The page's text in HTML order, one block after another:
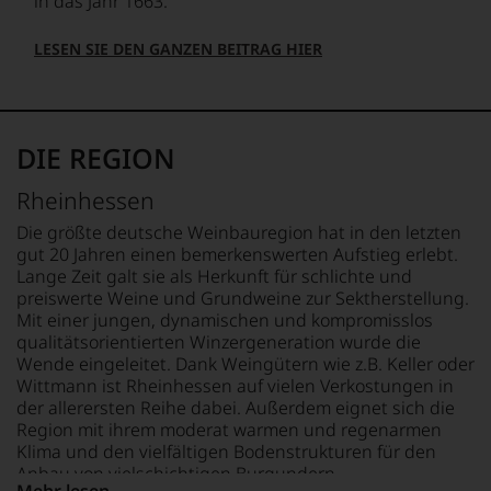
müssen?
Unsere
Bewertungen
Expertenrunde
Bitte
beachten
Sie
auch
unsere
untenstehenden
Erläuterungen,
dann
wissen
Sie
dank
unserer
Bewertungen
stets,
LESEN SIE DEN GANZEN BEITRAG HIER
DIE REGION
Rheinhessen
Die größte deutsche Weinbauregion hat in den letzten
gut 20 Jahren einen bemerkenswerten Aufstieg erlebt.
Lange Zeit galt sie als Herkunft für schlichte und
preiswerte Weine und Grundweine zur Sektherstellung.
Mit einer jungen, dynamischen und kompromisslos
qualitätsorientierten Winzergeneration wurde die
Wende eingeleitet. Dank Weingütern wie z.B. Keller oder
Wittmann ist Rheinhessen auf vielen Verkostungen in
der allerersten Reihe dabei. Außerdem eignet sich die
Region mit ihrem moderat warmen und regenarmen
Klima und den vielfältigen Bodenstrukturen für den
Anbau von vielschichtigen Burgundern,